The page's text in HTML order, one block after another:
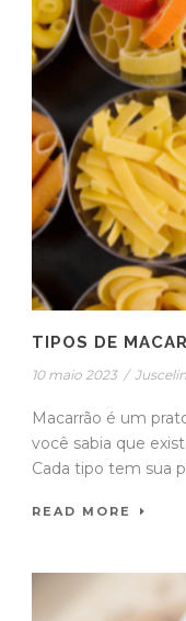
TIPOS DE
10 maio 2023 /
Macarrão é um
você sabia que
Cada tipo tem sua
READ MORE